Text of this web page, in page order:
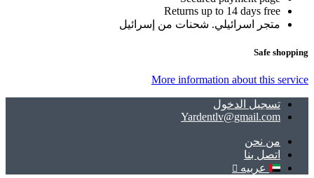
Returns up to 14 days free
متجر اسرائيلي. شحنات من إسرائيل
Safe shopping
More information about this service
تسجيل الدخول
Yardentlv@gmail.com
ﻣﻦ ﻧﺤﻦ
اتصل بنا
عربيه